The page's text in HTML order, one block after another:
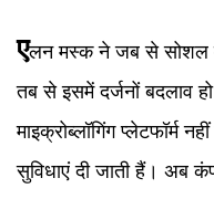
एलन मस्क ने जब से सोशल
तब से इसमें दर्जनों बदलाव
माइक्रोब्लॉगिंग प्लेटफॉर्म
सुविधाएं दी जाती हैं। अब